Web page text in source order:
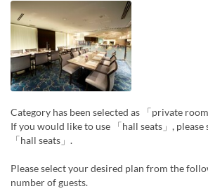
Category has been selected as 「private
If you would like to use 「hall seats」, please
「hall seats」.
Please select your desired plan from the
number of guests.